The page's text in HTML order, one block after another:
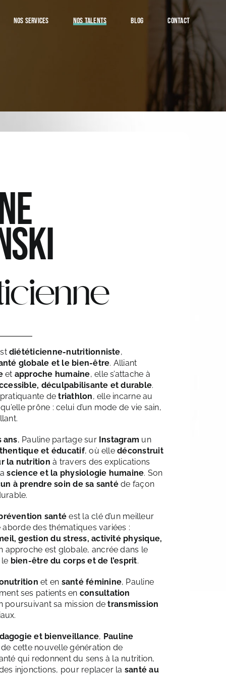
NOS SERVICES NOS TALENTS BLOG CONTACT
diététicienne-nutritionniste,
globale et le bien-être. Alliant
et approche humaine, elle s’attache à
déculpabilisante et durable.
detriathlon, elle incarne au
prône : celui d’un mode de vie sain,
ans, Pauline partage sur Instagram un
et éducatif, où elledéconstruit
la nutrition à travers des explications
science et la physiologie humaine. Son
à prendre soin de sa santéde façon
santé est la clé d’un meilleur
des thématiques variées :
gestion du stress, activité physique,
approche est globale, ancrée dans le
bien-être du corps et de l’esprit.
et en santé féminine, Pauline
ses patients en consultation
poursuivant sa mission detransmission
et bienveillance, Pauline
cette nouvelle génération de
qui redonnent du sens à la nutrition,
injonctions, pour replacer la santé au